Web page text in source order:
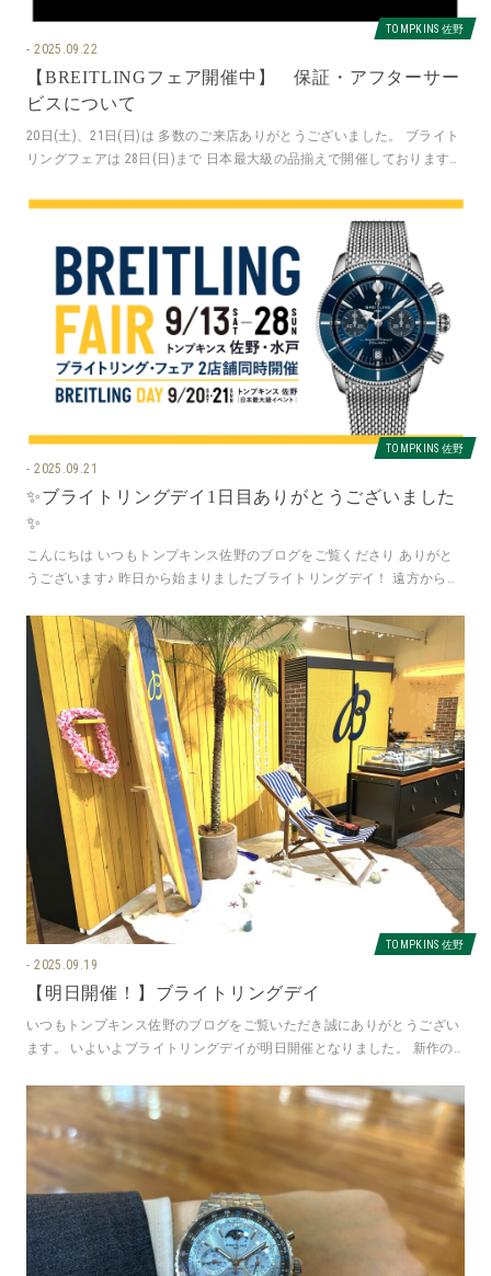
TOMPKINS 佐野
2025.09.22
【BREITLINGフェア開催中】 保証・アフターサー
ビスについて
20日(土)、21日(日)は 多数のご来店ありがとうございました。 ブライト
リングフェアは 28日(日)まで 日本最大級の品揃えで開催しております。
TOMPKINS 佐野
2025.09.21
✨ブライトリングデイ1日目ありがとうございました
✨
こんにちは いつもトンプキンス佐野のブログをご覧くださり ありがと
うございます♪ 昨日から始まりましたブライトリングデイ！ 遠方からも
TOMPKINS 佐野
2025.09.19
【明日開催！】ブライトリングデイ
いつもトンプキンス佐野のブログをご覧いただき誠にありがとうござい
ます。 いよいよブライトリングデイが明日開催となりました。 新作の